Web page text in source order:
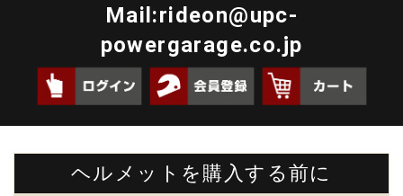
Mail:rideon@upc-
powergarage.co.jp
ヘルメットを購入する前に